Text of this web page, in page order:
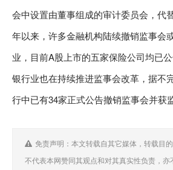
会中设置由董事组成的审计委员会，代
年以来，许多金融机构陆续撤销监事会
业，目前A股上市的五家保险公司均已公
银行业也在持续推进监事会改革，据不
行中已有34家正式公告撤销监事会并获
免责声明：本文转载自其它媒体，转载目
不代表本网赞同其观点和对其真实性负责，亦